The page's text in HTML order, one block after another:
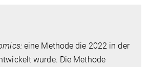
eine Methode die 2022 in der
wurde. Die Methode